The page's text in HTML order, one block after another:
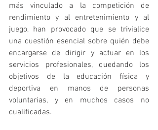
más vinculado a la competición de
rendimiento y al entretenimiento y al
juego, han provocado que se trivialice
una cuestión esencial sobre quién debe
encargarse de dirigir y actuar en los
servicios profesionales, quedando los
objetivos de la educación física y
deportiva en manos de personas
voluntarias, y en muchos casos no
cualificadas.